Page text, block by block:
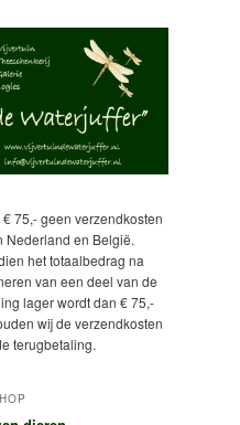
€ 75,- geen verzendkosten
Nederland en België.
het totaalbedrag na
van een deel van de
lager wordt dan € 75,-
wij de verzendkosten
terugbetaling.